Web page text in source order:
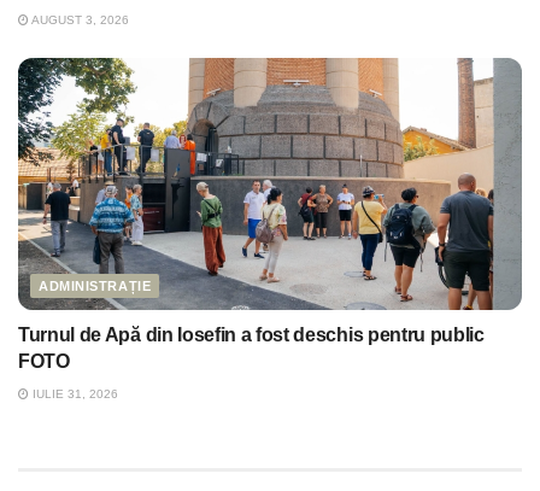
AUGUST 3, 2026
ADMINISTRAȚIE
Turnul de Apă din Iosefin a fost deschis pentru public
FOTO
IULIE 31, 2026